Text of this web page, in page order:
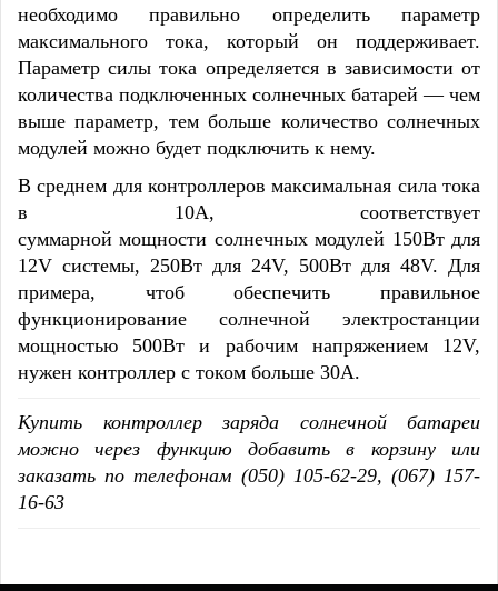
необходимо правильно определить параметр
максимального тока, который он поддерживает.
Параметр силы тока определяется в зависимости от
количества подключенных солнечных батарей — чем
выше параметр, тем больше количество солнечных
модулей можно будет подключить к нему.
В среднем для контроллеров максимальная сила тока
в 10А, соответствует
суммарной мощности солнечных модулей 150Вт для
12V системы, 250Вт для 24V, 500Вт для 48V. Для
примера, чтоб обеспечить правильное
функционирование солнечной электростанции
мощностью 500Вт и рабочим напряжением 12V,
нужен контроллер с током больше 30А.
Купить контроллер заряда солнечной батареи
можно через функцию добавить в корзину или
заказать по телефонам (050) 105-62-29, (067) 157-
16-63